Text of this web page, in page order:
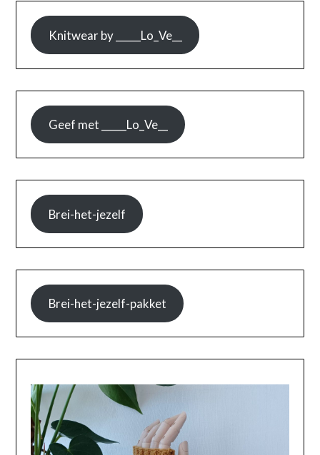
Knitwear by _____Lo_Ve__
Geef met _____Lo_Ve__
Brei-het-jezelf
Brei-het-jezelf-pakket